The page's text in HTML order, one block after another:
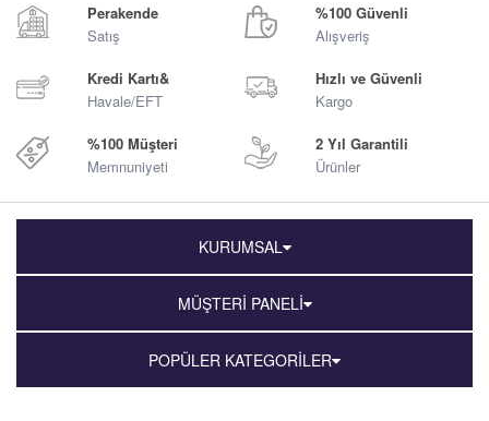
Perakende
Satış
%100 Güvenli
Alışveriş
Kredi Kartı&
Havale/EFT
Hızlı ve Güvenli
Kargo
%100 Müşteri
Memnuniyeti
2 Yıl Garantili
Ürünler
KURUMSAL
MÜŞTERİ PANELİ
POPÜLER KATEGORİLER